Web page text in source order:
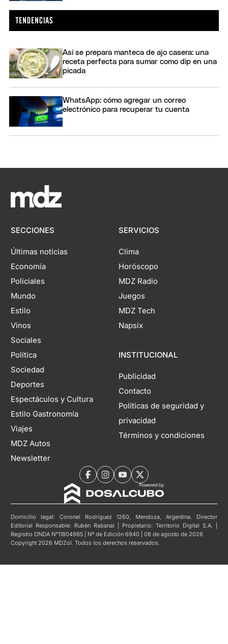
Así se prepara manteca de ajo casera: una
receta perfecta para sumar como dip en una
picada
WhatsApp: cómo agregar un correo
electrónico para recuperar tu cuenta
SECCIONES
Últimas noticias
Economía
Policiales
Mundo
Estilo
Vinos
Sociales
Política
Sociedad
Deportes
Espectáculos y Cultura
Estilo Gastronomía
Viajes
MDZ Autos
Newsletter
SERVICIOS
Clima
Horóscopo
MDZ Radio
Juegos
MDZ Tech
Napsix
INSTITUCIONAL
Publicidad
Contacto
Políticas de seguridad y
privacidad
Términos y condiciones
Domicilio legal: Coronel Rodríguez 1260, Mendoza, Argentina. Director
Editorial Responsable: Rubén Rabanal | Propietario: Territorio Digital S.A. |
Registro DNDA N°11804985 | Nº de Edición 6940 | 08 de agosto de 2026
Copyright 2026 MDZol. Todos los derechos reservados.